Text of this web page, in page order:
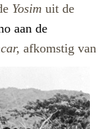
Yosim uit de
aan de
afkomstig van